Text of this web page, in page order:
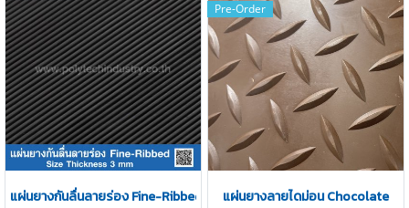
น้ำได้ดีเยี่ยม ดักจับฝุ่น ทำความ
สะอาดง่าย เนื้อยางเหนียว ทนการฉีก
ขาด ทนการสึกได้ดีเยี่ยม รับแรงได้ดี
ปกป้องทุกพื้นผิว ติดตั้งง่าย ยึึดติด
กับพื้นผิว ใช้งานได้กว่า เหมาะสำหรับ
การใช้งานทั้งภายในและภายนอก
อาคาร Tel : 0-2257-7154 / MB :
086-307-7319 / Line OA :
@PTIRUBBER
MB : 086-307-7319 / Email :
info@ptigroups.com / Line OA :
@PTIRUBBER
แผ่นยางกันลื่นลายร่อง Fine-Ribbed ความหนา 3 mm
Pre-Order
แผ่นยางลายไดม่อน Chocolate